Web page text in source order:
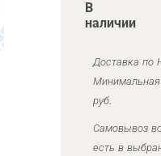
В
наличии
Доставка по
Минимальная
руб.
Самовывоз
есть в